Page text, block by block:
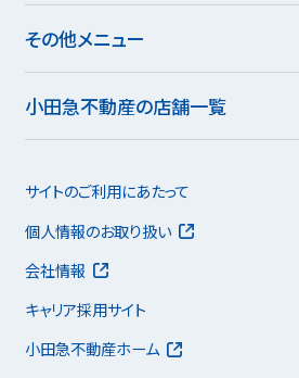
その他メニュー
小田急不動産の店舗一覧
サイトのご利用にあたって
個人情報のお取り扱い
会社情報
キャリア採用サイト
小田急不動産ホーム